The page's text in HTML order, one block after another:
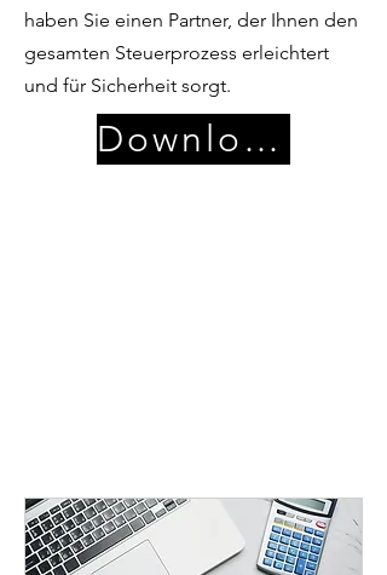
haben Sie einen Partner, der Ihnen den
gesamten Steuerprozess erleichtert
und für Sicherheit sorgt.
Download